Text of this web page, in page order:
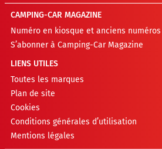
CAMPING-CAR MAGAZINE
Numéro en kiosque et anciens numéros
S’abonner à Camping-Car Magazine
LIENS UTILES
Toutes les marques
Plan de site
Cookies
Conditions générales d’utilisation
Mentions légales